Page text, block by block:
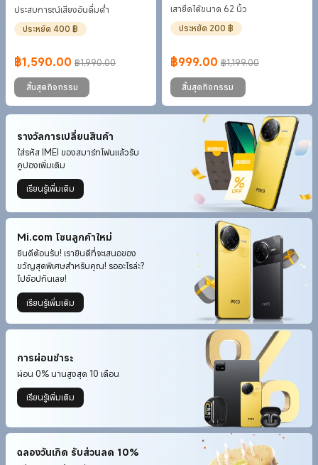
ประสบการณ์เสียงอันดื่มด่ำ
ประหยัด 400 ฿
฿1,590.00
Current Price ฿1590
฿1,990.00
ราคาโปรโมชั่น ฿1,990.00
สิ้นสุดกิจกรรม
Black
เสายืดได้ขนาด 62 นิ้ว
ประหยัด 200 ฿
฿999.00
Current Price ฿999
฿1,199.00
ราคาโปรโมชั่น ฿1,199.00
สิ้นสุดกิจกรรม
รางวัลการเปลี่ยนสินค้า
ใส่รหัส IMEI ของสมาร์ทโฟนแล้วรับ
คูปองเพิ่มเติม
เรียนรู้เพิ่มเติม
Mi.com โซนลูกค้าใหม่
ยินดีต้อนรับ! เรายินดีที่จะเสนอของ
ขวัญสุดพิเศษสำหรับคุณ! รออะไรล่ะ?
ไปช้อปกันเลย!
เรียนรู้เพิ่มเติม
การผ่อนชำระ
ผ่อน 0% นานสูงสุด 10 เดือน
เรียนรู้เพิ่มเติม
ฉลองวันเกิด รับส่วนลด 10%